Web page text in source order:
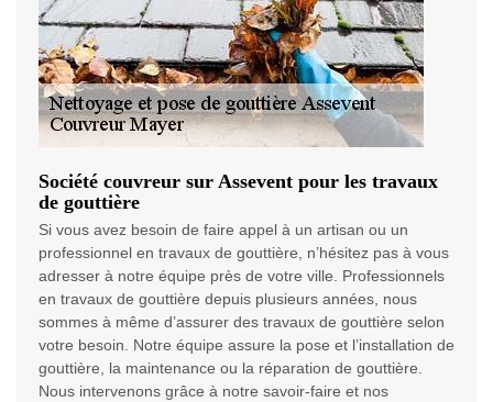
Société couvreur sur Assevent pour les travaux
de gouttière
Si vous avez besoin de faire appel à un artisan ou un
professionnel en travaux de gouttière, n’hésitez pas à vous
adresser à notre équipe près de votre ville. Professionnels
en travaux de gouttière depuis plusieurs années, nous
sommes à même d’assurer des travaux de gouttière selon
votre besoin. Notre équipe assure la pose et l’installation de
gouttière, la maintenance ou la réparation de gouttière.
Nous intervenons grâce à notre savoir-faire et nos